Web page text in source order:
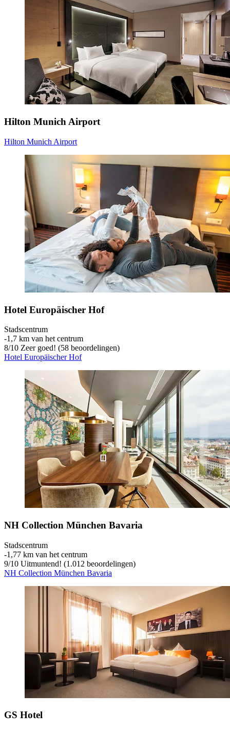
Hilton Munich Airport
Hilton Munich Airport
Hotel Europäischer Hof
Stadscentrum
‐1,7 km van het centrum
8/10 Zeer goed! (58 beoordelingen)
Hotel Europäischer Hof
NH Collection München Bavaria
Stadscentrum
‐1,77 km van het centrum
9/10 Uitmuntend! (1.012 beoordelingen)
NH Collection München Bavaria
GS Hotel